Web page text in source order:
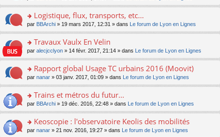
e
nt
u
ré
c
e
nt
n
le
pl
u
ré
c
e
nt
e
n
n
le
pl
u
ré
c
e
nt
a
g
e
n
n
le
pl
u
ré
c
e
nt
le
m
e
a
g
e
n
n
le
pl
u
ré
c
n
ult
er
le
m
e
a
g
e
n
n
le
pl
o
n
ult
er
le
m
e
a
g
e
n
n
Logistique, flux, transports, etc...
par BBArchi » 19 mars 2017, 12:31 » dans Le forum de Lyon en Lignes
o
n
ult
er
le
m
e
a
g
Travaux Vaulx En Velin
par alecjcclyon » 14 févr. 2017, 21:14 » dans Le forum de Lyon en Lignes
o
n
ult
er
le
m
e
Rapport global Usage TC urbains 2016 (Moovit)
par nanar » 03 janv. 2017, 01:09 » dans Le forum de Lyon en Lignes
o
n
ult
er
Trains et métros du futur...
par BBArchi » 19 déc. 2016, 22:48 » dans Le forum de Lyon en Lignes
o
Keoscopie : l'observatoire Keolis des mobilités
par nanar » 21 nov. 2016, 19:27 » dans Le forum de Lyon en Lignes